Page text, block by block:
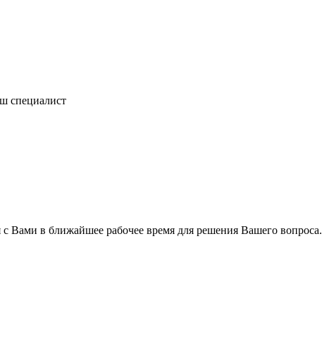
специалист
Вами в ближайшее рабочее время для решения Вашего вопроса.